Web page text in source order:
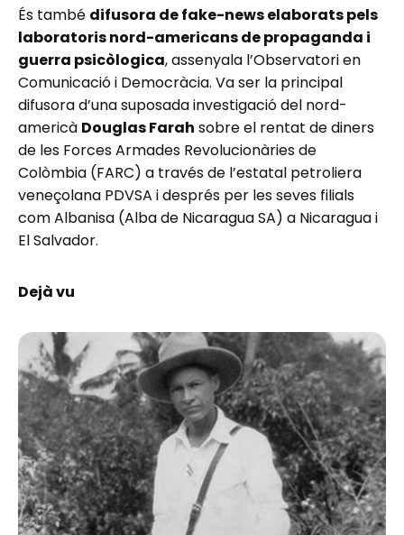
És també difusora de fake-news elaborats pels
laboratoris nord-americans de propaganda i
guerra psicòlogica, assenyala l’Observatori en
Comunicació i Democràcia. Va ser la principal
difusora d’una suposada investigació del nord-
americà Douglas Farah sobre el rentat de diners
de les Forces Armades Revolucionàries de
Colòmbia (FARC) a través de l’estatal petroliera
veneçolana PDVSA i després per les seves filials
com Albanisa (Alba de Nicaragua SA) a Nicaragua i
El Salvador.
Dejà vu